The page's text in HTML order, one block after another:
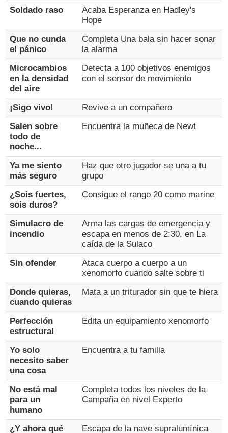
Soldado raso
Acaba Esperanza en Hadley's
Hope
Que no cunda
el pánico
Completa Una bala sin hacer sonar
la alarma
Microcambios
en la densidad
del aire
Detecta a 100 objetivos enemigos
con el sensor de movimiento
¡Sigo vivo!
Revive a un compañero
Salen sobre
todo de
noche...
Encuentra la muñeca de Newt
Ya me siento
más seguro
Haz que otro jugador se una a tu
grupo
¿Sois fuertes,
sois duros?
Consigue el rango 20 como marine
Simulacro de
incendio
Arma las cargas de emergencia y
escapa en menos de 2:30, en La
caída de la Sulaco
Sin ofender
Ataca cuerpo a cuerpo a un
xenomorfo cuando salte sobre ti
Donde quieras,
cuando quieras
Mata a un triturador sin que te hiera
Perfección
estructural
Edita un equipamiento xenomorfo
Yo solo
necesito saber
una cosa
Encuentra a tu familia
No está mal
para un
humano
Completa todos los niveles de la
Campaña en nivel Experto
¿Y ahora qué
Escapa de la nave supralumínica